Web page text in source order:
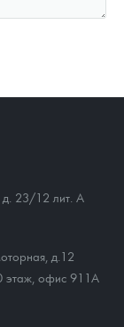
23/12 лит. А
д.12
этаж, офис 911А